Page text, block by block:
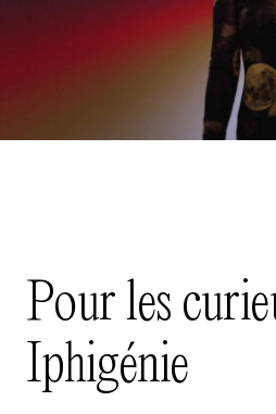
Pour les
Iphigénie